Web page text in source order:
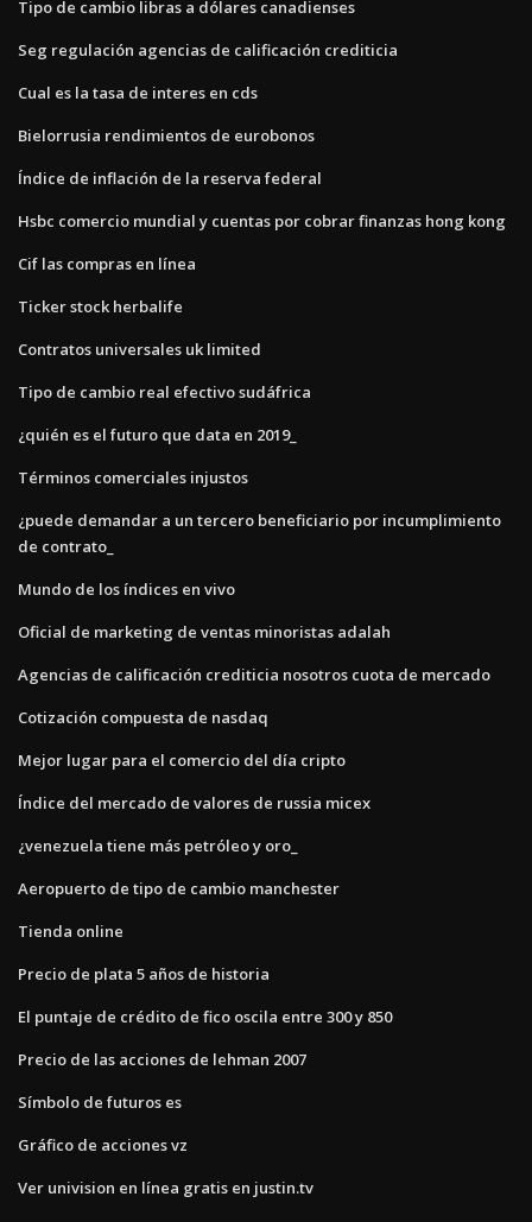
Tipo de cambio libras a dólares canadienses
Seg regulación agencias de calificación crediticia
Cual es la tasa de interes en cds
Bielorrusia rendimientos de eurobonos
Índice de inflación de la reserva federal
Hsbc comercio mundial y cuentas por cobrar finanzas hong kong
Cif las compras en línea
Ticker stock herbalife
Contratos universales uk limited
Tipo de cambio real efectivo sudáfrica
¿quién es el futuro que data en 2019_
Términos comerciales injustos
¿puede demandar a un tercero beneficiario por incumplimiento
de contrato_
Mundo de los índices en vivo
Oficial de marketing de ventas minoristas adalah
Agencias de calificación crediticia nosotros cuota de mercado
Cotización compuesta de nasdaq
Mejor lugar para el comercio del día cripto
Índice del mercado de valores de russia micex
¿venezuela tiene más petróleo y oro_
Aeropuerto de tipo de cambio manchester
Tienda online
Precio de plata 5 años de historia
El puntaje de crédito de fico oscila entre 300 y 850
Precio de las acciones de lehman 2007
Símbolo de futuros es
Gráfico de acciones vz
Ver univision en línea gratis en justin.tv